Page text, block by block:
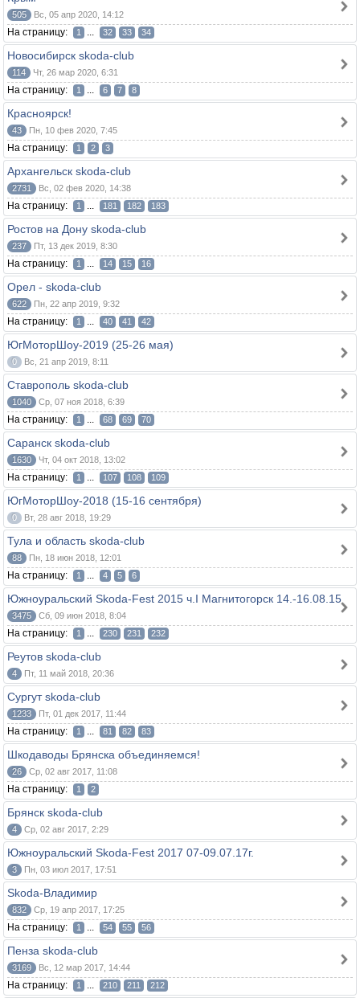
505 Вс, 05 апр 2020, 14:12
На страницу: 1 ... 32 33 34
Новосибирск skoda-club
114 Чт, 26 мар 2020, 6:31
На страницу: 1 ... 6 7 8
Красноярск!
43 Пн, 10 фев 2020, 7:45
На страницу: 1 2 3
Архангельск skoda-club
2731 Вс, 02 фев 2020, 14:38
На страницу: 1 ... 181 182 183
Ростов на Дону skoda-club
237 Пт, 13 дек 2019, 8:30
На страницу: 1 ... 14 15 16
Орел - skoda-club
622 Пн, 22 апр 2019, 9:32
На страницу: 1 ... 40 41 42
ЮгМоторШоу-2019 (25-26 мая)
0 Вс, 21 апр 2019, 8:11
Ставрополь skoda-club
1040 Ср, 07 ноя 2018, 6:39
На страницу: 1 ... 68 69 70
Саранск skoda-club
1630 Чт, 04 окт 2018, 13:02
На страницу: 1 ... 107 108 109
ЮгМоторШоу-2018 (15-16 сентября)
0 Вт, 28 авг 2018, 19:29
Тула и область skoda-club
88 Пн, 18 июн 2018, 12:01
На страницу: 1 ... 4 5 6
Южноуральский Skoda-Fest 2015 ч.I Магнитогорск 14.-16.08.15
3475 Сб, 09 июн 2018, 8:04
На страницу: 1 ... 230 231 232
Реутов skoda-club
4 Пт, 11 май 2018, 20:36
Сургут skoda-club
1233 Пт, 01 дек 2017, 11:44
На страницу: 1 ... 81 82 83
Шкодаводы Брянска объединяемся!
26 Ср, 02 авг 2017, 11:08
На страницу: 1 2
Брянск skoda-club
4 Ср, 02 авг 2017, 2:29
Южноуральский Skoda-Fest 2017 07-09.07.17г.
3 Пн, 03 июл 2017, 17:51
Skoda-Владимир
832 Ср, 19 апр 2017, 17:25
На страницу: 1 ... 54 55 56
Пенза skoda-club
3169 Вс, 12 мар 2017, 14:44
На страницу: 1 ... 210 211 212